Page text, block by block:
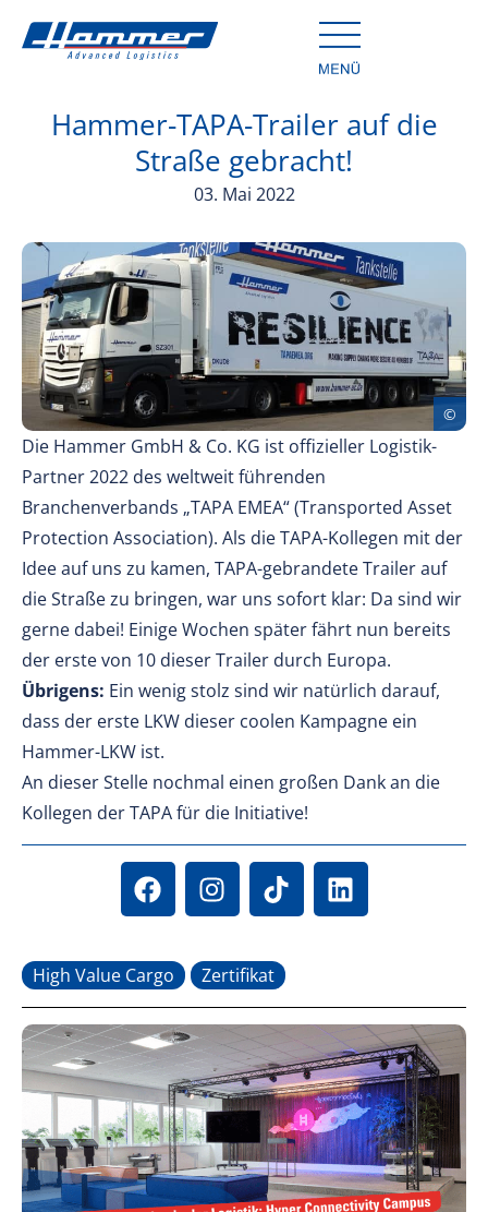
Hammer-TAPA-Trailer auf die
Straße gebracht!
03. Mai 2022
Die Hammer GmbH & Co. KG ist offizieller Logistik-
Partner 2022 des weltweit führenden
Branchenverbands „TAPA EMEA“ (Transported Asset
Protection Association). Als die TAPA-Kollegen mit der
Idee auf uns zu kamen, TAPA-gebrandete Trailer auf
die Straße zu bringen, war uns sofort klar: Da sind wir
gerne dabei! Einige Wochen später fährt nun bereits
der erste von 10 dieser Trailer durch Europa.
Übrigens: Ein wenig stolz sind wir natürlich darauf,
dass der erste LKW dieser coolen Kampagne ein
Hammer-LKW ist.
An dieser Stelle nochmal einen großen Dank an die
Kollegen der TAPA für die Initiative!
High Value Cargo Zertifikat